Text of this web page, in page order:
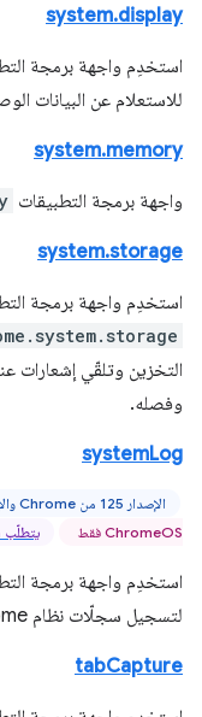
system.display
استخدِم واجهة برمجة
للاستعلام عن البيانات
system.memory
واجهة برمجة التطبيقات
system.storage
استخدِم واجهة برمجة
التخزين وتلقّي إشعارات
وفصله.
systemLog
الإصدار 125 من Chrome والإصدارات الأحدث
ChromeOS فقط
يتطلّب
استخدِم واجهة برمجة
لتسجيل سجلّات نظام Chrome من الإضافات.
tabCapture